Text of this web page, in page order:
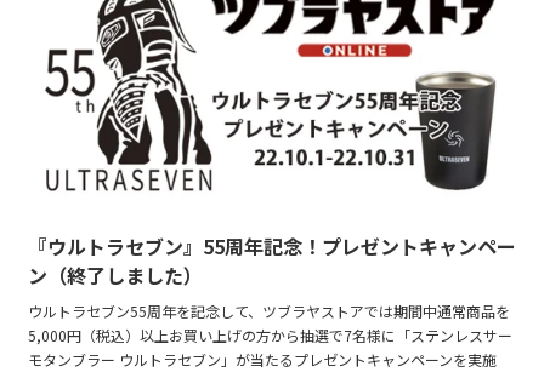
『ウルトラセブン』55周年記念！プレゼントキャンペー
ン（終了しました）
ウルトラセブン55周年を記念して、ツブラヤストアでは期間中通常商品を
5,000円（税込）以上お買い上げの方から抽選で7名様に「ステンレスサー
モタンブラー ウルトラセブン」が当たるプレゼントキャンペーンを実施